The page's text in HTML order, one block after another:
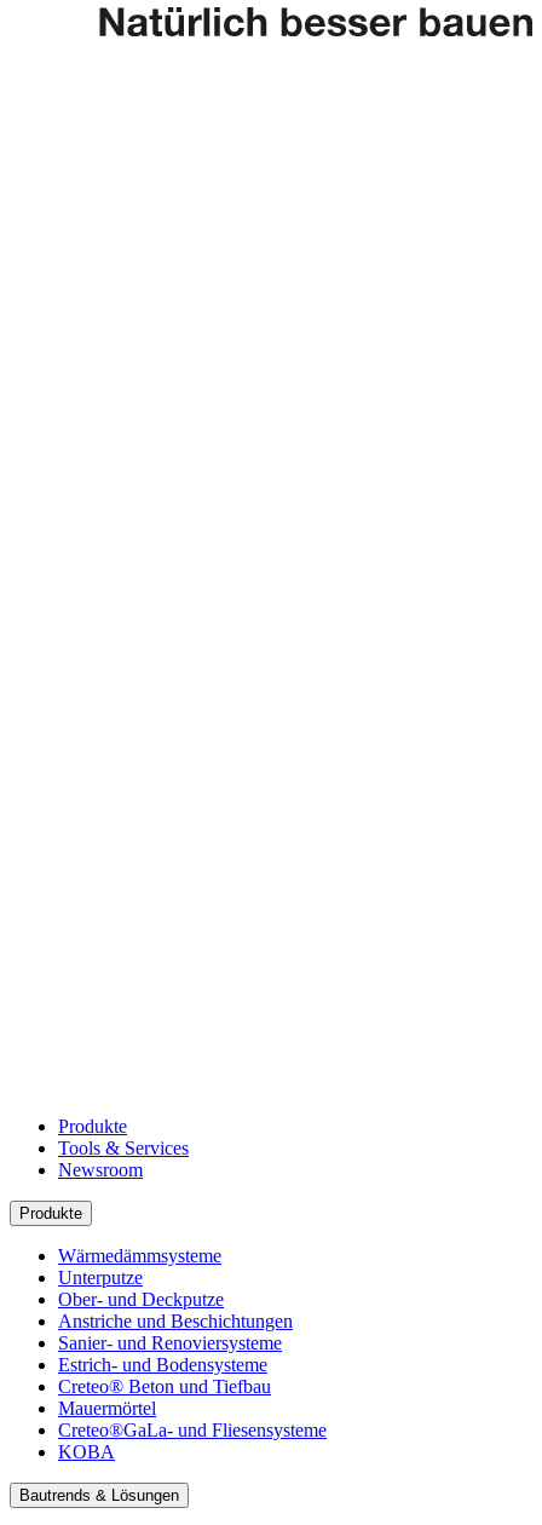
Produkte
Tools & Services
Newsroom
Produkte
Wärmedämmsysteme
Unterputze
Ober- und Deckputze
Anstriche und Beschichtungen
Sanier- und Renoviersysteme
Estrich- und Bodensysteme
Creteo® Beton und Tiefbau
Mauermörtel
Creteo®GaLa- und Fliesensysteme
KOBA
Bautrends & Lösungen